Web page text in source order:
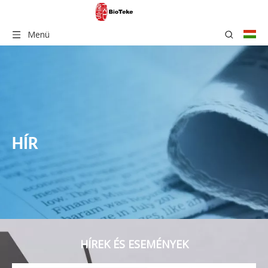
Menü
HÍR
HÍREK ÉS ESEMÉNYEK